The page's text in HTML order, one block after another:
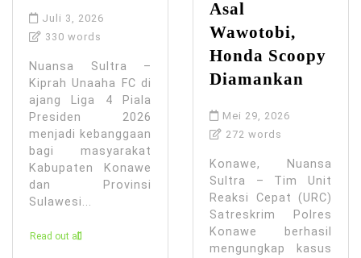
Juli 3, 2026
330 words
Nuansa Sultra –
Kiprah Unaaha FC di
ajang Liga 4 Piala
Presiden 2026
menjadi kebanggaan
bagi masyarakat
Kabupaten Konawe
dan Provinsi
Sulawesi...
Read out all
Asal
Wawotobi,
Honda Scoopy
Diamankan
Mei 29, 2026
272 words
Konawe, Nuansa
Sultra – Tim Unit
Reaksi Cepat (URC)
Satreskrim Polres
Konawe berhasil
mengungkap kasus